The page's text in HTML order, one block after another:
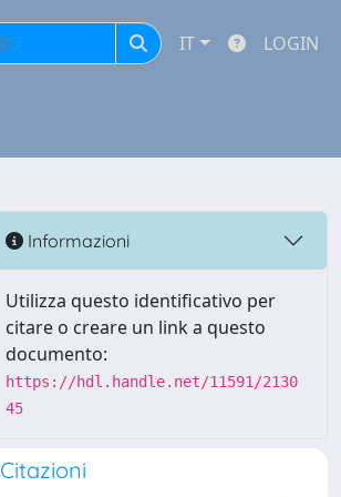
IT LOGIN
Informazioni
Utilizza questo identificativo per
citare o creare un link a questo
documento:
https://hdl.handle.net/11591/2130
45
Citazioni